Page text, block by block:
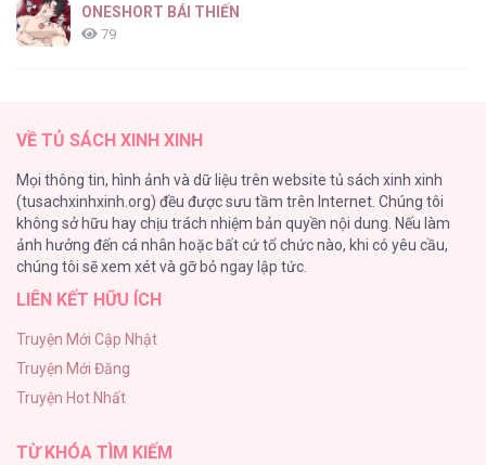
ONESHORT BÁI THIẾN
79
72
Hầu Nữ Bị Nguyền Rủa Trong Lâu Đài Của Công Tước
68
CẨN THẬN TRĂNG TRÒN THÁNG 3 ĐẤY
Tuyển Tập Manhwa Ngắn Bạo Dăm
49
VỀ TỦ SÁCH XINH XINH
Mọi thông tin, hình ảnh và dữ liệu trên website tủ sách xinh xinh
(tusachxinhxinh.org) đều được sưu tầm trên Internet. Chúng tôi
không sở hữu hay chịu trách nhiệm bản quyền nội dung. Nếu làm
ảnh hưởng đến cá nhân hoặc bất cứ tổ chức nào, khi có yêu cầu,
chúng tôi sẽ xem xét và gỡ bỏ ngay lập tức.
LIÊN KẾT HỮU ÍCH
Truyện Mới Cập Nhật
Truyện Mới Đăng
Truyện Hot Nhất
TỪ KHÓA TÌM KIẾM